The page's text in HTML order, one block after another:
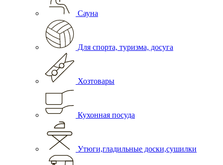
Сауна
Для спорта, туризма, досуга
Хозтовары
Кухонная посуда
Утюги,гладильные доски,сушилки